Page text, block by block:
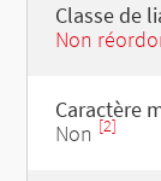
Classe de
Non
Caractère
Non [2]